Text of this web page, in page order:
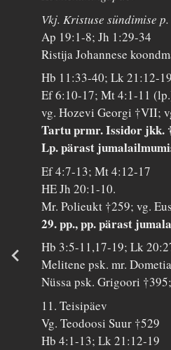
Vkj. Kristuse sündimise p.
Ap 19:1-8; Jh 1:29-34
Ristija Johannese
Hb 11:33-40; Lk 21:12-
Ef 6:10-17; Mt 4:1-11
vg. Hozevi Georgi †VII;
Tartu prmr. Issidor jkk.
Lp. pärast
Ef 4:7-13; Mt 4:12-17
HE Jh 20:1-10.
Mr. Polieukt †259; vg.
29. pp., pp. pärast
Hb 3:5-11,17-19; Lk
Melitene psk. mr.
Nüssa psk. Grigoori †395;
11. Teisipäev
Vg. Teodoosi Suur †529
Hb 4:1-13; Lk 21:12-19